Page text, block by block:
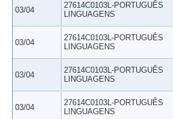
03/04
27614C0103L-PORTUGUÊS
LINGUAGENS
03/04
27614C0103L-PORTUGUÊS
LINGUAGENS
03/04
27614C0103L-PORTUGUÊS
LINGUAGENS
03/04
27614C0103L-PORTUGUÊS
LINGUAGENS